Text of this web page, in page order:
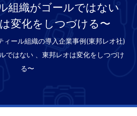
組織がゴールではない
変化をしつづける〜
ィール組織の導入企業事例(東邦レオ社)
ではない 、東邦レオは変化をしつづけ
る〜